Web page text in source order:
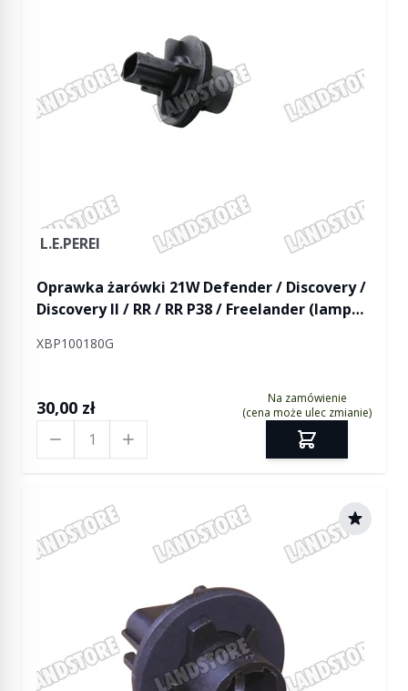
L.E.PEREI
Oprawka żarówki 21W Defender / Discovery /
Discovery II / RR / RR P38 / Freelander (lampa
XBP100180G
30,00 zł
Na zamówienie
(cena może ulec zmianie)